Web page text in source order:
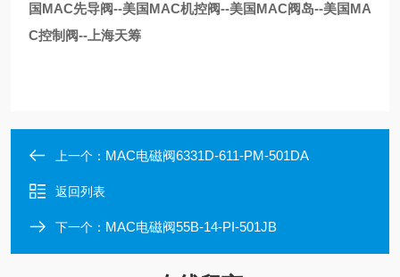
国MAC先导阀--美国MAC机控阀--美国MAC阀岛--美国MA
C控制阀--上海天筹
上一个： MAC电磁阀6331D-611-PM-501DA
返回列表
下一个： MAC电磁阀55B-14-PI-501JB